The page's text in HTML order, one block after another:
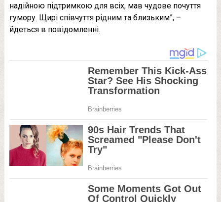
надійною підтримкою для всіх, мав чудове почуття
гумору. Щирі співчуття рідним та близьким”, –
йдеться в повідомленні.